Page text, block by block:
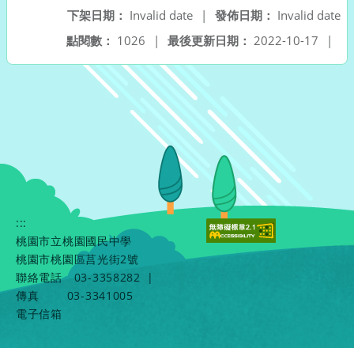
發佈日期： Invalid date
下架日期： Invalid date
|
最後更新日期： 2022-10-17 |
點閱數： 1026 |
:::
桃園市立桃園國民中學
桃園市桃園區莒光街2號
聯絡電話
03-3358282
|
傳真
03-3341005
電子信箱